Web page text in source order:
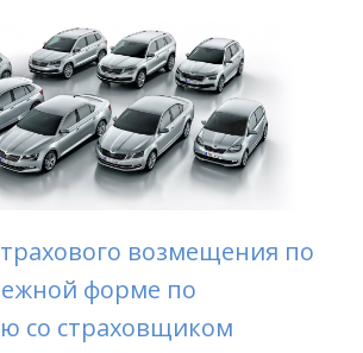
возмещения по
форме по
со страховщиком